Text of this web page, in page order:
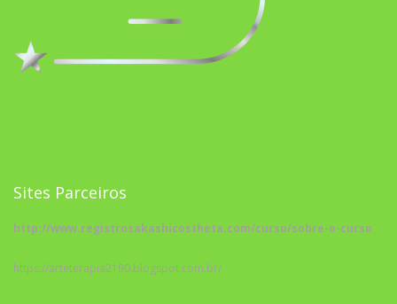
Sites Parceiros
http://www.registrosakashicostheta.com/curso/sobre-o-curso
https://arteterapia2190.blogspot.com.br/